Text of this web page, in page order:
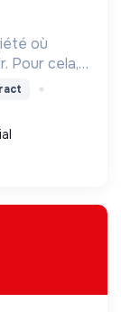
où
Pour cela,